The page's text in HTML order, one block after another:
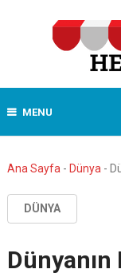
MENU
Ana Sayfa - Dünya -
DÜNYA